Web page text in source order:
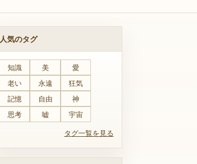
人気のタグ
知識 美
愛
老い
永遠
狂気
記憶
自由
神
思考
嘘 宇宙
タグ一覧を見る